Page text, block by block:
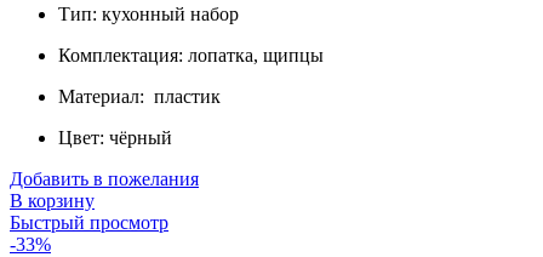
Тип: кухонный набор
Комплектация: лопатка, щипцы
Материал: пластик
Цвет: чёрный
Добавить в пожелания
В корзину
Быстрый просмотр
-33%